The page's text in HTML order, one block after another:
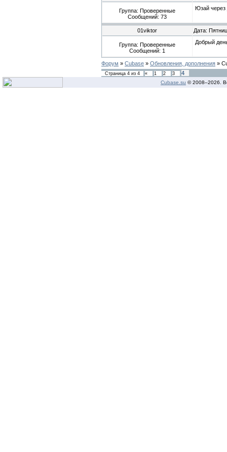
Группа: Проверенные
Сообщений: 73
Юзай через
01viktor Дата:
Группа: Проверенные
Сообщений: 1
Добрый
Форум » Cubase » Обновления, дополнения »
Страница 4 из 4 « 1 2 3 4
Cubase.su © 2008–2026.